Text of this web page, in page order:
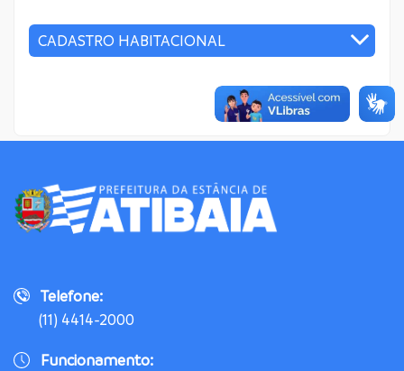
CADASTRO HABITACIONAL
Telefone:
(11) 4414-2000
Funcionamento: